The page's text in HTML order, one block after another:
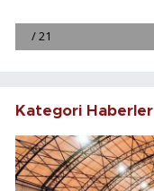
Kategori Haberler